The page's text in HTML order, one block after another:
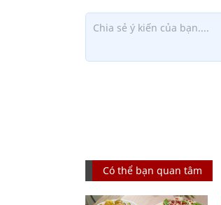
Có thể bạn quan tâm